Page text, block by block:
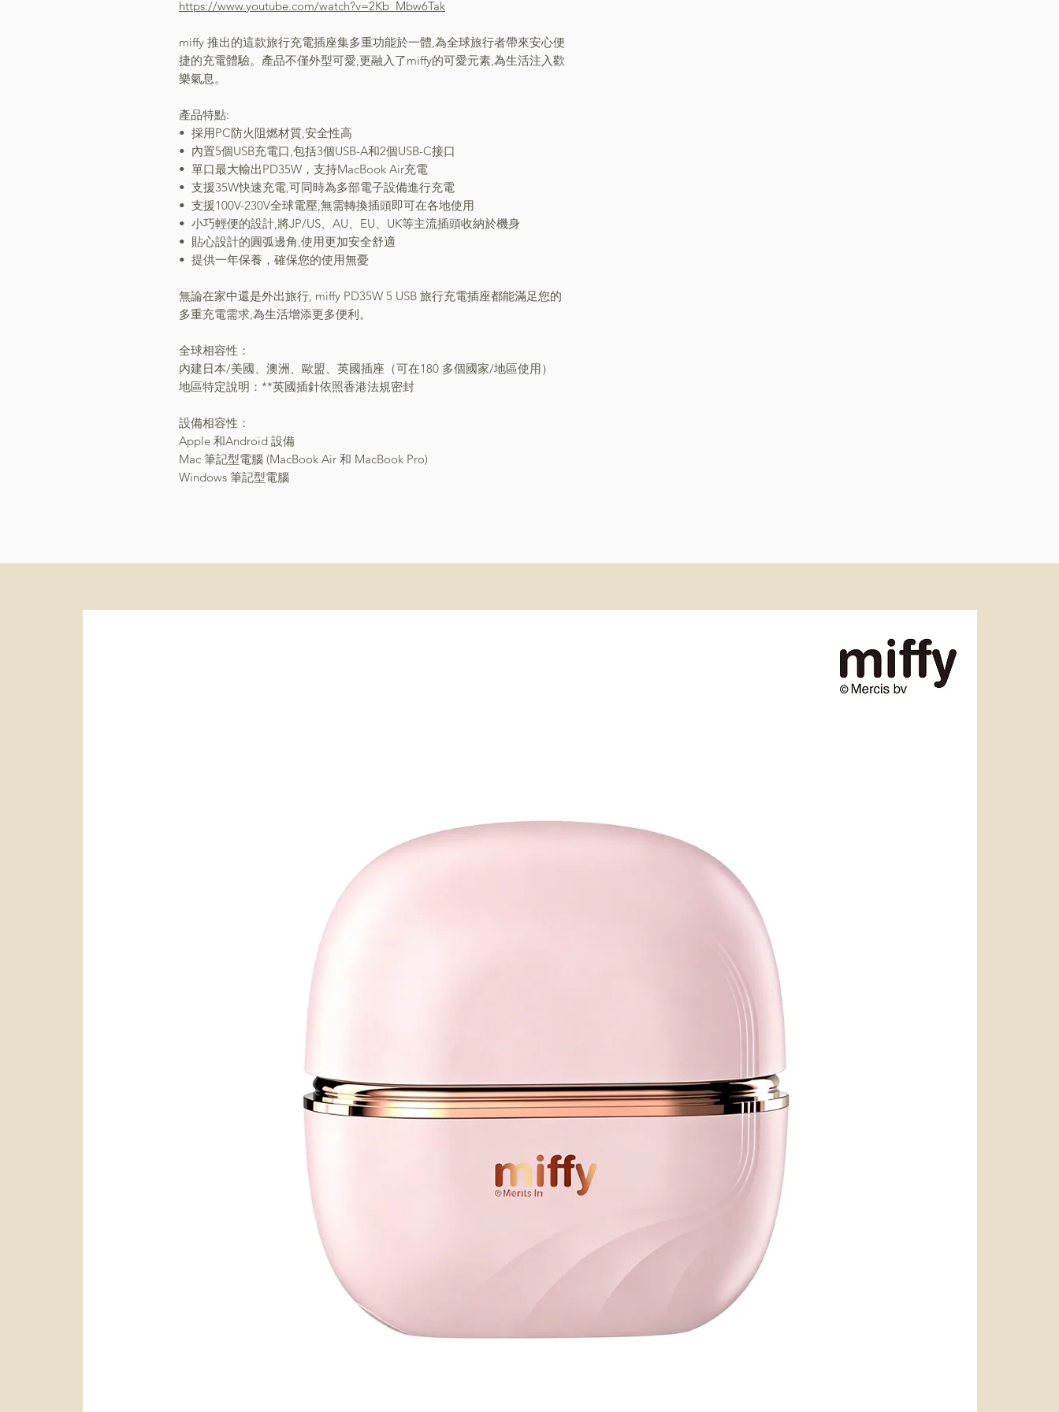
https://www.youtube.com/watch?v=2Kb_Mbw6Tak
miffy 推出的這款旅行充電插座集多重功能於一體,為全球旅行者帶來安心便
捷的充電體驗。產品不僅外型可愛,更融入了miffy的可愛元素,為生活注入歡
樂氣息。
產品特點:
•⁠ ⁠採用PC防火阻燃材質,安全性高
•⁠ ⁠內置5個USB充電口,包括3個USB-A和2個USB-C接口
•⁠ ⁠單口最大輸出PD35W，支持MacBook Air充電
•⁠ ⁠支援35W快速充電,可同時為多部電子設備進行充電
•⁠ ⁠支援100V-230V全球電壓,無需轉換插頭即可在各地使用
•⁠ ⁠小巧輕便的設計,將JP/US、AU、EU、UK等主流插頭收納於機身
•⁠ ⁠貼心設計的圓弧邊角,使用更加安全舒適
•⁠ ⁠提供一年保養，確保您的使用無憂
無論在家中還是外出旅行, miffy PD35W 5 USB 旅行充電插座都能滿足您的
多重充電需求,為生活增添更多便利。
全球相容性：
內建日本/美國、澳洲、歐盟、英國插座（可在180 多個國家/地區使用）
地區特定說明：**英國插針依照香港法規密封
設備相容性：
Apple 和Android 設備
Mac 筆記型電腦 (MacBook Air 和 MacBook Pro)
Windows 筆記型電腦